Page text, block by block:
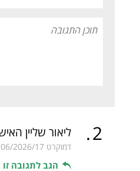
2
. ליאור שליין
דמוקרט 06/2026/17
הגב לתגובה זו